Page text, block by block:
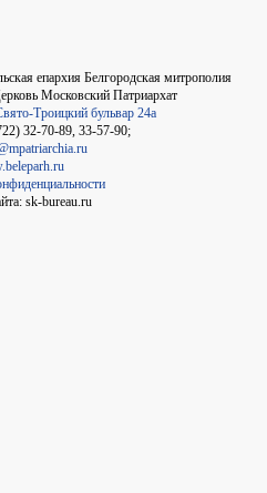
епархия Белгородская митрополия
Московский Патриархат
Троицкий бульвар 24а
32-70-89, 33-57-90;
sk-bureau.ru